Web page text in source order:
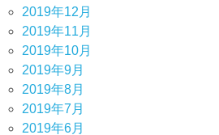
2019年12月
2019年11月
2019年10月
2019年9月
2019年8月
2019年7月
2019年6月